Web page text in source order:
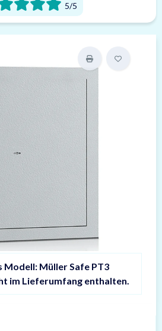
5/5
Modell: Müller Safe PT3
im Lieferumfang enthalten.